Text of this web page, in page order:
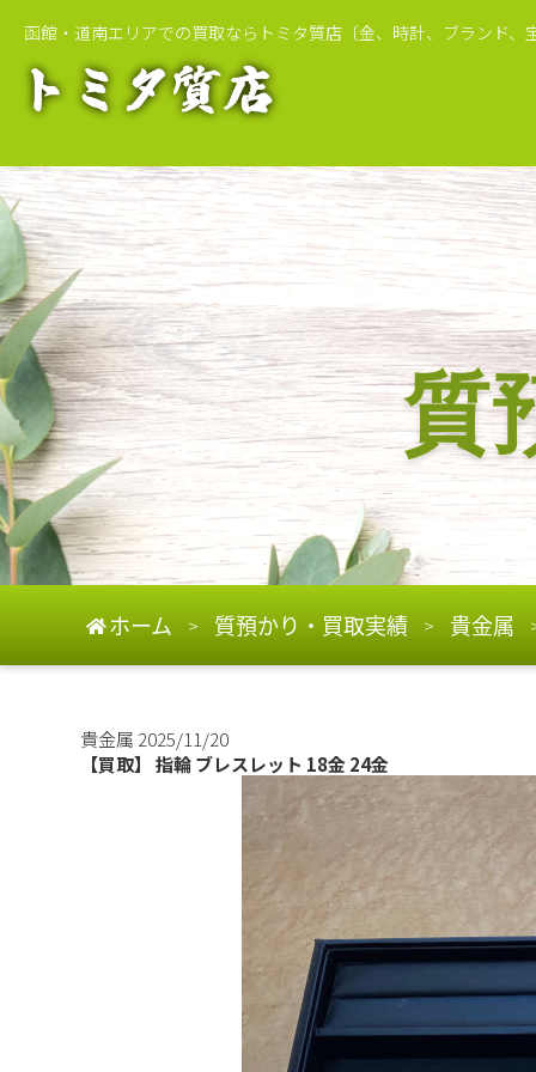
函館・道南エリアでの買取ならトミタ質店 〔金、時計、ブランド
質
ホーム > 質預かり・買取実績 > 貴金属
貴金属 2025/11/20
【買取】 指輪 ブレスレット 18金 24金